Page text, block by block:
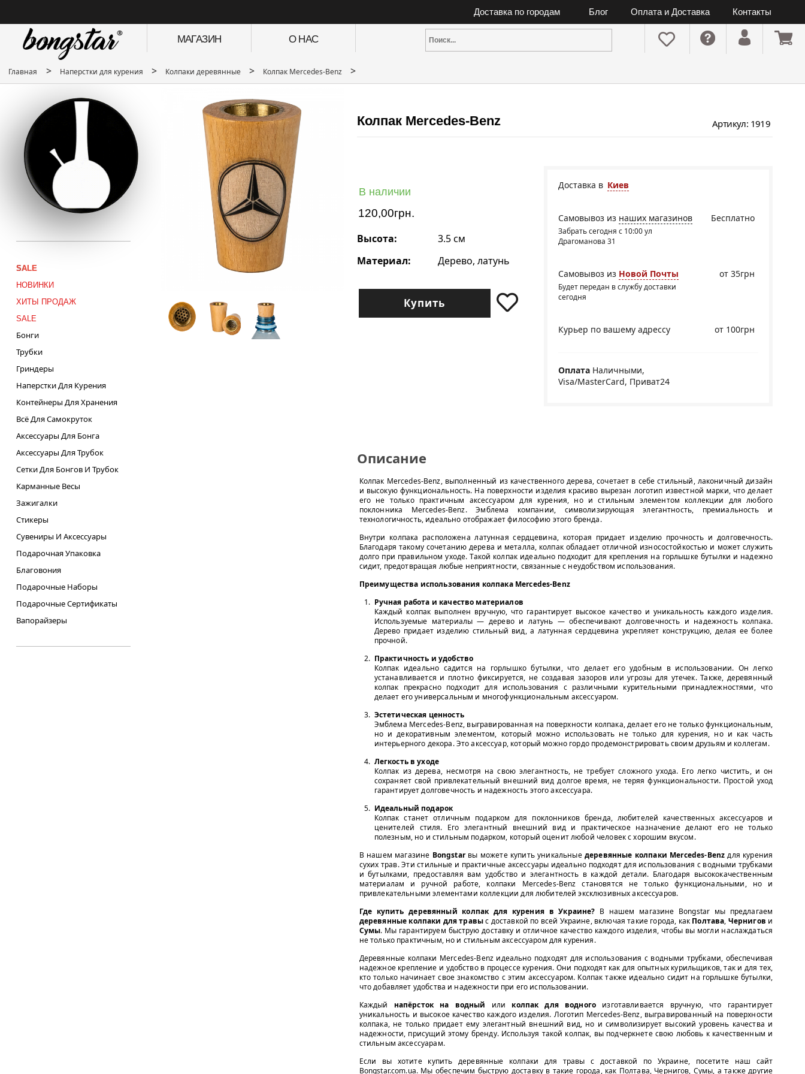
Доставка по городам Блог Оплата и Доставка Контакты
МАГАЗИН О НАС
Главная > Наперстки для курения > Колпаки деревянные > Колпак Mercedes-Benz >
SALE
НОВИНКИ
ХИТЫ ПРОДАЖ
SALE
Бонги
Трубки
Гриндеры
Наперстки Для Курения
Контейнеры Для Хранения
Всё Для Самокруток
Аксессуары Для Бонга
Аксессуары Для Трубок
Сетки Для Бонгов И Трубок
Карманные Весы
Зажигалки
Стикеры
Сувениры И Аксессуары
Подарочная Упаковка
Благовония
Подарочные Наборы
Подарочные Сертификаты
Вапорайзеры
Колпак Mercedes-Benz Артикул: 1919
В наличии
120,00грн.
Высота:
3.5 см
Материал:
Дерево, латунь
Купить
Доставка в Киев
Бесплатно
Самовывоз из наших магазинов
Забрать сегодня с 10:00 ул
Драгоманова 31
Самовывоз из Новой Почты
Будет передан в службу доставки
сегодня
от 35грн
Курьер по вашему адрессу от 100грн
Оплата Наличными,
Visa/MasterCard, Приват24
Описание
Колпак Mercedes-Benz, выполненный из качественного дерева, сочетает в себе стильный, лаконичный дизайн
и высокую функциональность. На поверхности изделия красиво вырезан логотип известной марки, что делает
его не только практичным аксессуаром для курения, но и стильным элементом коллекции для любого
поклонника Mercedes-Benz. Эмблема компании, символизирующая элегантность, премиальность и
технологичность, идеально отображает философию этого бренда.
Внутри колпака расположена латунная сердцевина, которая придает изделию прочность и долговечность.
Благодаря такому сочетанию дерева и металла, колпак обладает отличной износостойкостью и может служить
долго при правильном уходе. Такой колпак идеально подходит для крепления на горлышке бутылки и надежно
сидит, предотвращая любые неприятности, связанные с неудобством использования.
Преимущества использования колпака Mercedes-Benz
Ручная работа и качество материалов
Каждый колпак выполнен вручную, что гарантирует высокое качество и уникальность каждого изделия.
Используемые материалы — дерево и латунь — обеспечивают долговечность и надежность колпака.
Дерево придает изделию стильный вид, а латунная сердцевина укрепляет конструкцию, делая ее более
прочной.
Практичность и удобство
Колпак идеально садится на горлышко бутылки, что делает его удобным в использовании. Он легко
устанавливается и плотно фиксируется, не создавая зазоров или угрозы для утечек. Также, деревянный
колпак прекрасно подходит для использования с различными курительными принадлежностями, что
делает его универсальным и многофункциональным аксессуаром.
Эстетическая ценность
Эмблема Mercedes-Benz, выгравированная на поверхности колпака, делает его не только функциональным,
но и декоративным элементом, который можно использовать не только для курения, но и как часть
интерьерного декора. Это аксессуар, который можно гордо продемонстрировать своим друзьям и коллегам.
Легкость в уходе
Колпак из дерева, несмотря на свою элегантность, не требует сложного ухода. Его легко чистить, и он
сохраняет свой привлекательный внешний вид долгое время, не теряя функциональности. Простой уход
гарантирует долговечность и надежность этого аксессуара.
Идеальный подарок
Колпак станет отличным подарком для поклонников бренда, любителей качественных аксессуаров и
ценителей стиля. Его элегантный внешний вид и практическое назначение делают его не только
полезным, но и стильным подарком, который оценит любой человек с хорошим вкусом.
В нашем магазине Bongstarвы можете купить уникальные деревянные колпаки Mercedes-Benz для курения
сухих трав. Эти стильные и практичные аксессуары идеально подходят для использования с водными трубками
и бутылками, предоставляя вам удобство и элегантность в каждой детали. Благодаря высококачественным
материалам и ручной работе, колпаки Mercedes-Benz становятся не только функциональными, но и
привлекательными элементами коллекции для любителей эксклюзивных аксессуаров.
Где купить деревянный колпак для курения в Украине? В нашем магазине Bongstar мы предлагаем
деревянные колпаки для травыс доставкой по всей Украине, включая такие города, как Полтава, Чернигов и
Сумы. Мы гарантируем быструю доставку и отличное качество каждого изделия, чтобы вы могли наслаждаться
не только практичным, но и стильным аксессуаром для курения.
Деревянные колпаки Mercedes-Benz идеально подходят для использования с водными трубками, обеспечивая
надежное крепление и удобство в процессе курения. Они подходят как для опытных курильщиков, так и для тех,
кто только начинает свое знакомство с этим аксессуаром. Колпак также идеально сидит на горлышке бутылки,
что добавляет удобства и надежности при его использовании.
Каждый напёрсток на водный или колпак для водного изготавливается вручную, что гарантирует
уникальность и высокое качество каждого изделия. Логотип Mercedes-Benz, выгравированный на поверхности
колпака, не только придает ему элегантный внешний вид, но и символизирует высокий уровень качества и
надежности, присущий этому бренду. Используя такой колпак, вы подчеркнете свою любовь к качественным и
стильным аксессуарам.
Если вы хотите купить деревянные колпаки для травы с доставкой по Украине, посетите наш сайт
Bongstar.com.ua. Мы обеспечим быструю доставку в такие города, как Полтава, Чернигов, Сумы, а также другие